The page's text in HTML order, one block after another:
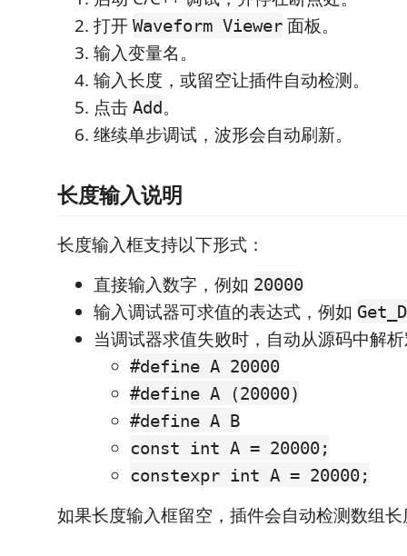
打开 Waveform Viewer 面板。
输入变量名。
输入长度，或留空让插件自动检测。
点击 Add。
继续单步调试，波形会自动刷新。
长度输入说明
长度输入框支持以下形式：
直接输入数字，例如 20000
输入调试器可求值的表达式，例如
当调试器求值失败时，自动从源码中解
#define A 20000
#define A (20000)
#define A B
const int A = 20000;
constexpr int A = 20000;
如果长度输入框留空，插件会自动检测数组